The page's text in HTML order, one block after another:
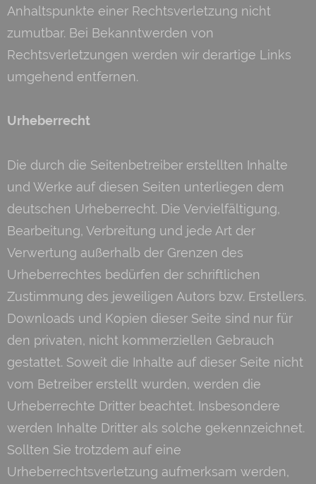
Anhaltspunkte einer Rechtsverletzung nicht
zumutbar. Bei Bekanntwerden von
Rechtsverletzungen werden wir derartige Links
umgehend entfernen.
Urheberrecht
Die durch die Seitenbetreiber erstellten Inhalte
und Werke auf diesen Seiten unterliegen dem
deutschen Urheberrecht. Die Vervielfältigung,
Bearbeitung, Verbreitung und jede Art der
Verwertung außerhalb der Grenzen des
Urheberrechtes bedürfen der schriftlichen
Zustimmung des jeweiligen Autors bzw. Erstellers.
Downloads und Kopien dieser Seite sind nur für
den privaten, nicht kommerziellen Gebrauch
gestattet. Soweit die Inhalte auf dieser Seite nicht
vom Betreiber erstellt wurden, werden die
Urheberrechte Dritter beachtet. Insbesondere
werden Inhalte Dritter als solche gekennzeichnet.
Sollten Sie trotzdem auf eine
Urheberrechtsverletzung aufmerksam werden,